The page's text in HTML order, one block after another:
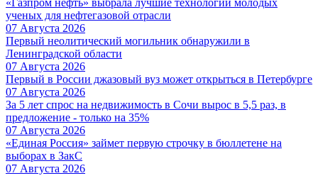
ученых для нефтегазовой отрасли
07 Августа 2026
Первый неолитический могильник обнаружили в
Ленинградской области
07 Августа 2026
Первый в России джазовый вуз может открыться в Петербурге
07 Августа 2026
За 5 лет спрос на недвижимость в Сочи вырос в 5,5 раз, в
предложение - только на 35%
07 Августа 2026
«Единая Россия» займет первую строчку в бюллетене на
выборах в ЗакС
07 Августа 2026